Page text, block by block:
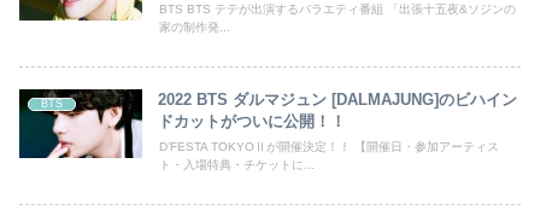
BTS BTS テテが出演するバラエティ番組 「出張十五夜&ソジンの
家の制作発...
BTS
2022 BTS ダルマジュン [DALMAJUNG]のビハイン
ドカットがついに公開！！
D’FESTA TOKYOⅡが開催決定！！ 【開催日・参加アーティス
ト・入場特典・チケットに...